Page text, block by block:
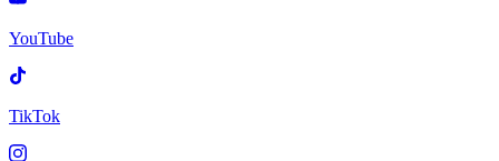
YouTube
TikTok